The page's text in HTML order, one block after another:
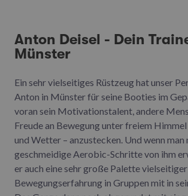
Anton Deisel - Dein
Münster
Ein sehr vielseitiges Rüstzeug hat unser
Anton in Münster für seine Booties im
voran sein Motivationstalent, andere
Freude an Bewegung unter freiem
und Wetter – anzustecken. Und wenn man
geschmeidige Aerobic-Schritte von ihm
er auch eine sehr große Palette
Bewegungserfahrung in Gruppen mit in